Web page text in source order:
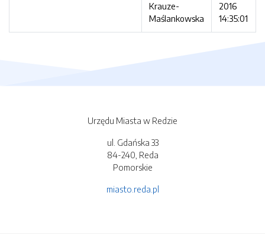
Krauze-
Maślankowska
2016
14:35:01
Urzędu Miasta w Redzie
ul. Gdańska 33
84-240, Reda
Pomorskie
miasto.reda.pl